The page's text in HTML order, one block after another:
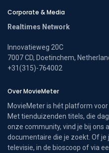
Corporate & Media
Realtimes Network
Innovatieweg 20C
7007 CD, Doetinchem,
+31(315)-764002
Over MovieMeter
MovieMeter is hét platform
Met tienduizenden titels, die
onze community, vind je bij ons
documentaire die je zoekt. Of
televisie, in de bioscoop of via